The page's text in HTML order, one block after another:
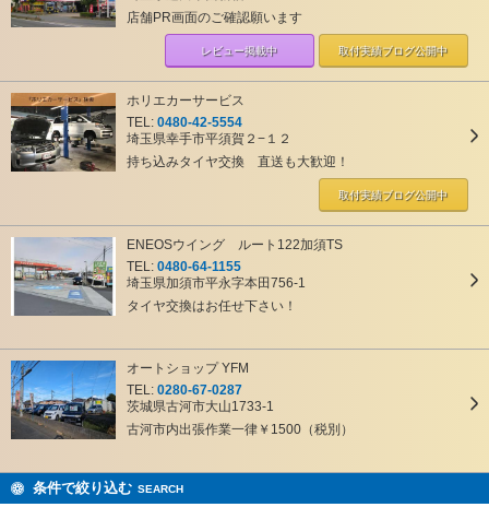
店舗PR画面のご確認願います
レビュー掲載中 取付実績ブログ公開中
ホリエカーサービス
TEL: 0480-42-5554
埼玉県幸手市平須賀２−１２
持ち込みタイヤ交換 直送も大歓迎！
取付実績ブログ公開中
ENEOSウイング ルート122加須TS
TEL: 0480-64-1155
埼玉県加須市平永字本田756-1
タイヤ交換はお任せ下さい！
オートショップ YFM
TEL: 0280-67-0287
茨城県古河市大山1733-1
古河市内出張作業一律￥1500（税別）
条件で絞り込む SEARCH